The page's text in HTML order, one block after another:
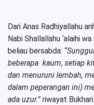
Dari Anas Radhiyallahu
Nabi Shallallahu ‘alaihi
beliau bersabda:
beberapa kaum, setiap
dan menuruni lembah,
dalam peperangan ini)
ada uzur.” riwayat Bukhari.